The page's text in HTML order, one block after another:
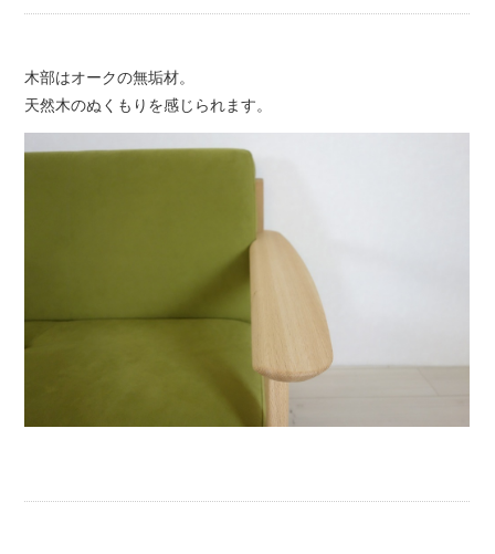
木部はオークの無垢材。
天然木のぬくもりを感じられます。